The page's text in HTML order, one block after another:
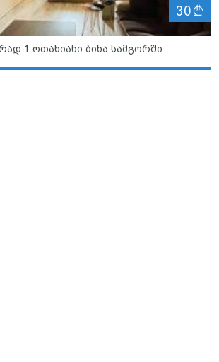
30
1 ოთახიანი ბინა სამგორში